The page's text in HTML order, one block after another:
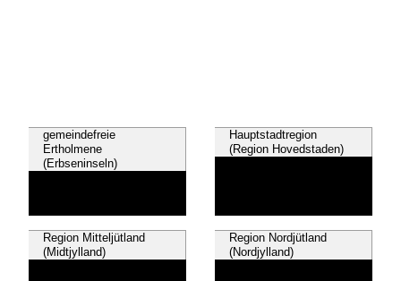
gemeindefreie
Ertholmene
(Erbseninseln)
Hauptstadtregion
(Region Hovedstaden)
Region Mitteljütland
(Midtjylland)
Region Nordjütland
(Nordjylland)